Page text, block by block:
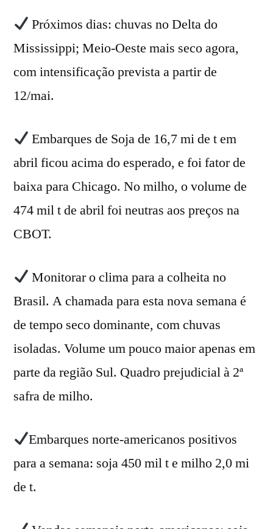
Próximos dias: chuvas no Delta do
Mississippi; Meio-Oeste mais seco agora,
com intensificação prevista a partir de
12/mai.
Embarques de Soja de 16,7 mi de t em
abril ficou acima do esperado, e foi fator de
baixa para Chicago. No milho, o volume de
474 mil t de abril foi neutras aos preços na
CBOT.
Monitorar o clima para a colheita no
Brasil. A chamada para esta nova semana é
de tempo seco dominante, com chuvas
isoladas. Volume um pouco maior apenas em
parte da região Sul. Quadro prejudicial à 2ª
safra de milho.
Embarques norte-americanos positivos
para a semana: soja 450 mil t e milho 2,0 mi
de t.